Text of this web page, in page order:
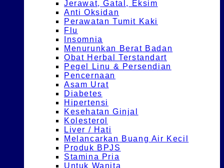
Jerawat, Gatal, Eksim
Anti Oksidan
Perawatan Tumit Kaki
Flu
Insomnia
Menurunkan Berat Badan
Obat Herbal Terstandart
Pegel Linu & Persendian
Pencernaan
Asam Urat
Diabetes
Hipertensi
Kesehatan Ginjal
Kolesterol
Liver / Hati
Melancarkan Buang Air Kecil
Produk BPJS
Stamina Pria
Untuk Wanita